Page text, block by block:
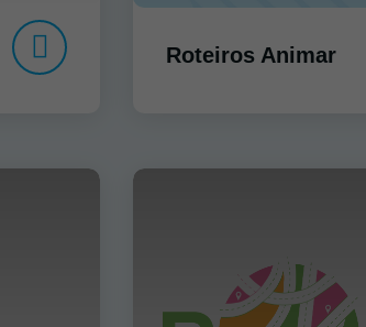
Roteiros Animar